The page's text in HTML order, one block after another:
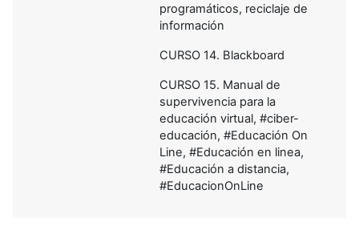
programáticos, reciclaje de
información
CURSO 14. Blackboard
CURSO 15. Manual de
supervivencia para la
educación virtual, #ciber-
educación, #Educación On
Line, #Educación en linea,
#Educación a distancia,
#EducacionOnLine